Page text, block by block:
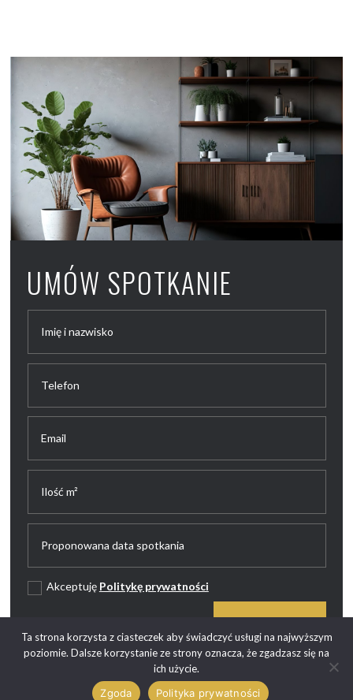
UMÓW SPOTKANIE
Akceptuję Politykę prywatności
Ta strona korzysta z ciasteczek aby świadczyć usługi na najwyższym
poziomie. Dalsze korzystanie ze strony oznacza, że zgadzasz się na
ich użycie.
Zgoda
Polityka prywatności